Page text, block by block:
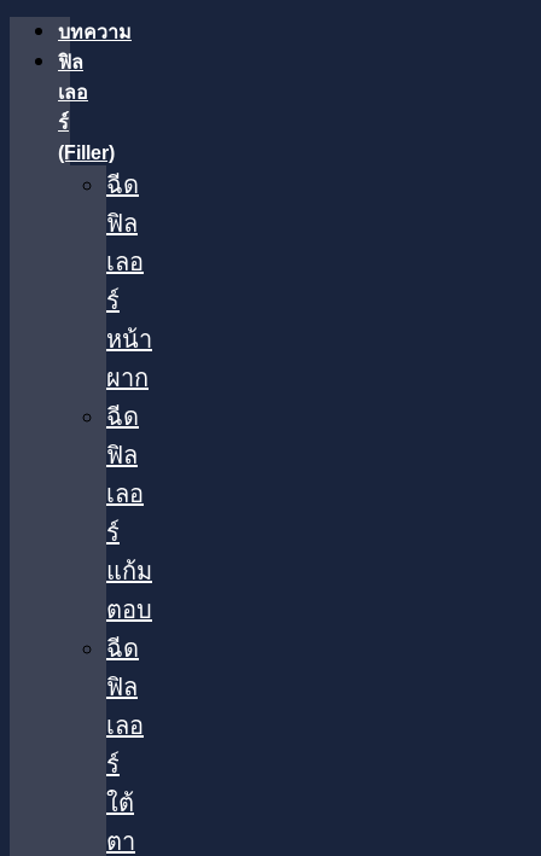
บทความ
ฟิล
เลอ
ร์
(Filler)
ฉีด
ฟิล
เลอ
ร์
หน้า
ผาก
ฉีด
ฟิล
เลอ
ร์
แก้ม
ตอบ
ฉีด
ฟิล
เลอ
ร์
ใต้
ตา​